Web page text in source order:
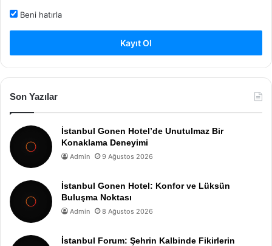
Beni hatırla
Kayıt Ol
Son Yazılar
İstanbul Gonen Hotel’de Unutulmaz Bir
Konaklama Deneyimi
Admin 9 Ağustos 2026
İstanbul Gonen Hotel: Konfor ve Lüksün
Buluşma Noktası
Admin 8 Ağustos 2026
İstanbul Forum: Şehrin Kalbinde Fikirlerin